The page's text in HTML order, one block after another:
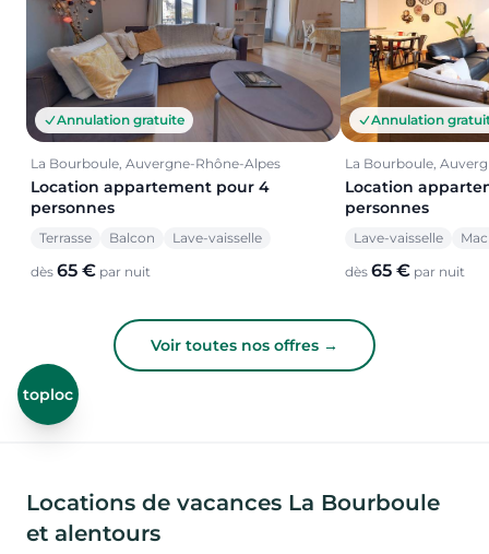
Annulation gratuite
La Bourboule, Auvergne-Rhône-Alpes
Location appartement pour 4
personnes
Terrasse Balcon Lave-vaisselle
dès 65 € par nuit
Annulation
La Bourboule,
Location
personnes
Lave-vaisselle
dès 65 € par nuit
Voir toutes nos offres →
toploc
Locations de vacances La Bourboule
et alentours